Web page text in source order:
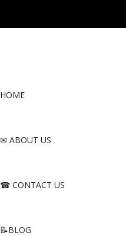
HOME
✉ ABOUT US
☎ CONTACT US
📝BLOG